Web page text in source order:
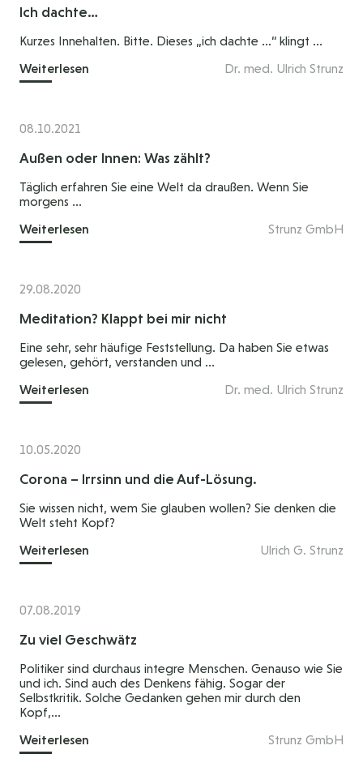
Ich dachte…
Kurzes Innehalten. Bitte. Dieses „ich dachte …“ klingt ...
Weiterlesen
Dr. med. Ulrich Strunz
08.10.2021
Außen oder Innen: Was zählt?
Täglich erfahren Sie eine Welt da draußen. Wenn Sie
morgens ...
Weiterlesen
Strunz GmbH
29.08.2020
Meditation? Klappt bei mir nicht
Eine sehr, sehr häufige Feststellung. Da haben Sie etwas
gelesen, gehört, verstanden und ...
Weiterlesen
Dr. med. Ulrich Strunz
10.05.2020
Corona – Irrsinn und die Auf-Lösung.
Sie wissen nicht, wem Sie glauben wollen? Sie denken die
Welt steht Kopf?
Weiterlesen
Ulrich G. Strunz
07.08.2019
Zu viel Geschwätz
Politiker sind durchaus integre Menschen. Genauso wie Sie
und ich. Sind auch des Denkens fähig. Sogar der
Selbstkritik. Solche Gedanken gehen mir durch den
Kopf,...
Weiterlesen
Strunz GmbH